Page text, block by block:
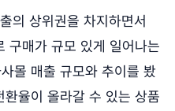
의 상위권을 차지하면서
구매가 규모 있게 일어나는
몰 매출 규모와 추이를 봤
율이 올라갈 수 있는 상품